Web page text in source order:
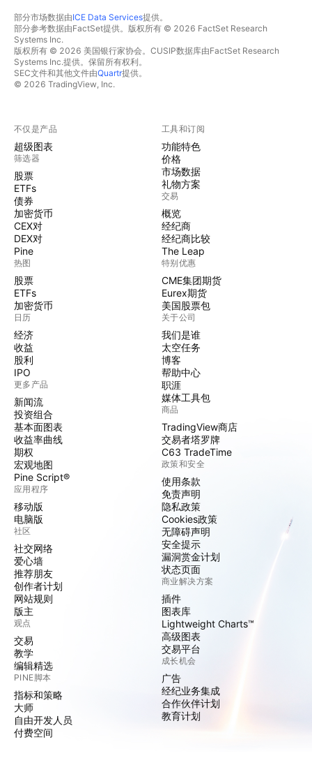
部分市场数据由ICE Data Services提供。
部分参考数据由FactSet提供。版权所有 © 2026 FactSet Research
Systems Inc.
版权所有 © 2026 美国银行家协会。CUSIP数据库由FactSet Research
Systems Inc.提供。保留所有权利。
SEC文件和其他文件由Quartr提供。
© 2026 TradingView, Inc.
不仅是产品
超级图表
筛选器
股票
ETFs
债券
加密货币
CEX对
DEX对
Pine
热图
股票
ETFs
加密货币
日历
经济
收益
股利
IPO
更多产品
新闻流
投资组合
基本面图表
收益率曲线
期权
宏观地图
Pine Script®
应用程序
移动版
电脑版
社区
社交网络
爱心墙
推荐朋友
创作者计划
网站规则
版主
观点
交易
教学
编辑精选
PINE脚本
指标和策略
大师
自由开发人员
付费空间
工具和订阅
功能特色
价格
市场数据
礼物方案
交易
概览
经纪商
经纪商比较
The Leap
特别优惠
CME集团期货
Eurex期货
美国股票包
关于公司
我们是谁
太空任务
博客
帮助中心
职涯
媒体工具包
商品
TradingView商店
交易者塔罗牌
C63 TradeTime
政策和安全
使用条款
免责声明
隐私政策
Cookies政策
无障碍声明
安全提示
漏洞赏金计划
状态页面
商业解决方案
插件
图表库
Lightweight Charts™
高级图表
交易平台
成长机会
广告
经纪业务集成
合作伙伴计划
教育计划